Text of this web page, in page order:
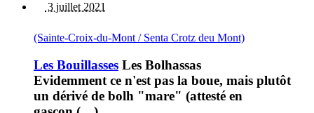
3 juillet 2021
(Sainte-Croix-du-Mont / Senta Crotz deu Mont)
Les Bouillasses Les Bolhassas
Evidemment ce n'est pas la boue, mais plutôt
un dérivé de bolh "mare" (attesté en